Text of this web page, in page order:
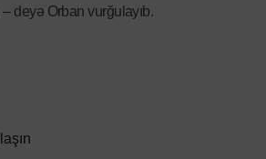
deyə Orban vurğulayıb.